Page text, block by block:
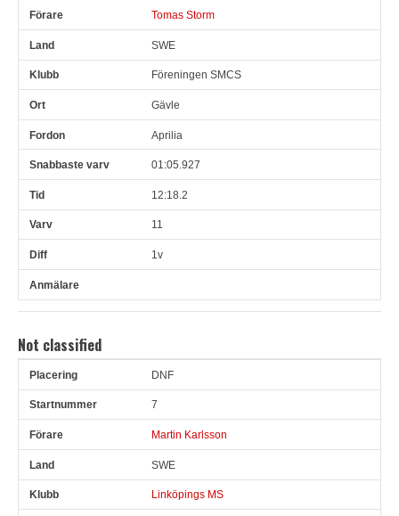
Tomas Storm
SWE
Föreningen SMCS
Gävle
Aprilia
01:05.927
12:18.2
11
1v
Not classified
Pl Snr Land
DNF
7
Martin Karlsson
SWE
Linköpings MS